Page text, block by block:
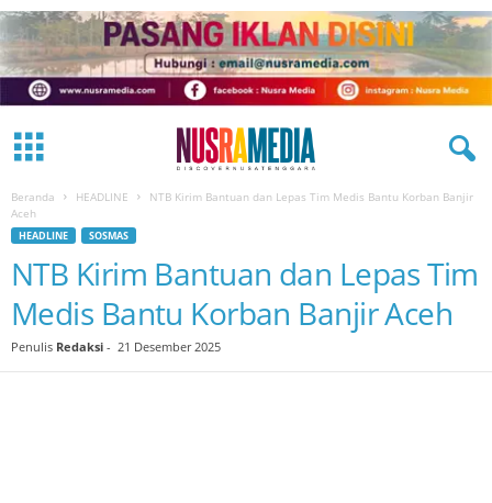
Beranda HEADLINE
NTB Kirim Bantuan dan Lepas Tim Medis Bantu Korban Banjir
Aceh
HEADLINE SOSMAS
NTB Kirim Bantuan dan Lepas Tim
Medis Bantu Korban Banjir Aceh
Penulis Redaksi - 21 Desember 2025